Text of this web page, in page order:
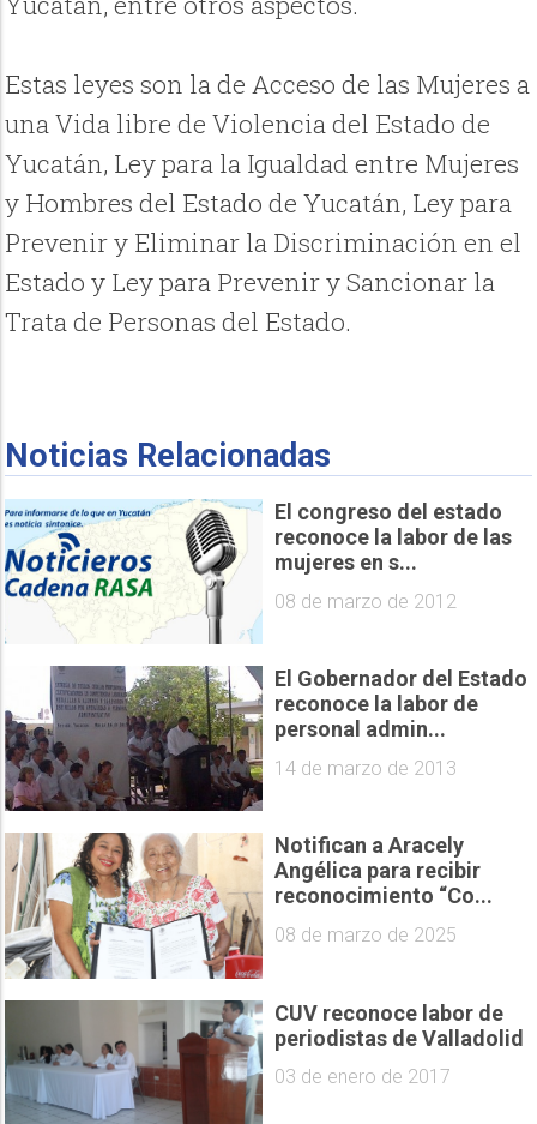
Estas leyes son la de Acceso de las Mujeres a
una Vida libre de Violencia del Estado de
Yucatán, Ley para la Igualdad entre Mujeres
y Hombres del Estado de Yucatán, Ley para
Prevenir y Eliminar la Discriminación en el
Estado y Ley para Prevenir y Sancionar la
Trata de Personas del Estado.
Noticias Relacionadas
El congreso del estado
reconoce la labor de las
mujeres en s...
08 de marzo de 2012
El Gobernador del Estado
reconoce la labor de
personal admin...
14 de marzo de 2013
Notifican a Aracely
Angélica para recibir
reconocimiento “Co...
08 de marzo de 2025
CUV reconoce labor de
periodistas de Valladolid
03 de enero de 2017